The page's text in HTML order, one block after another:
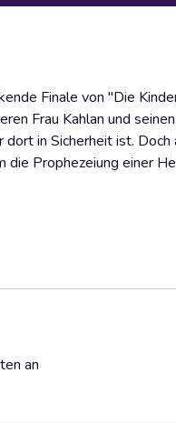
Finale von "Die
Frau Kahlan und
in Sicherheit ist.
Prophezeiung einer
an